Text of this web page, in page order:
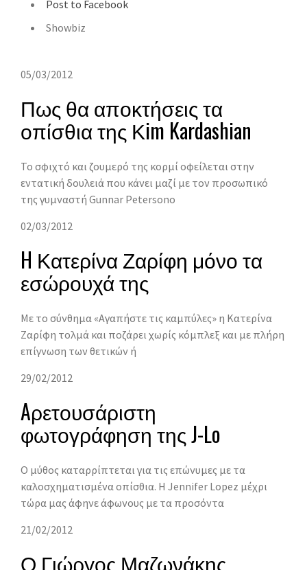
Post to Facebook
Showbiz
05/03/2012
Πως θα αποκτήσεις τα
οπίσθια της Κim Kardashian
Το σφιχτό και ζουμερό της κορμί οφείλεται στην
εντατική δουλειά που κάνει μαζί με τον προσωπικό
της γυμναστή Gunnar Petersonο
02/03/2012
H Κατερίνα Ζαρίφη μόνο τα
εσώρουχά της
Με το σύνθημα «Αγαπήστε τις καμπύλες» η Κατερίνα
Ζαρίφη τολμά και ποζάρει χωρίς κόμπλεξ και με πλήρη
επίγνωση των θετικών ή
29/02/2012
Aρετουσάριστη
φωτογράφηση της J-Lo
Ο μύθος καταρρίπτεται για τις επώνυμες με τα
καλοσχηματισμένα οπίσθια. Η Jennifer Lopez μέχρι
τώρα μας άφηνε άφωνους με τα προσόντα
21/02/2012
Ο Γιώργος Μαζωνάκης